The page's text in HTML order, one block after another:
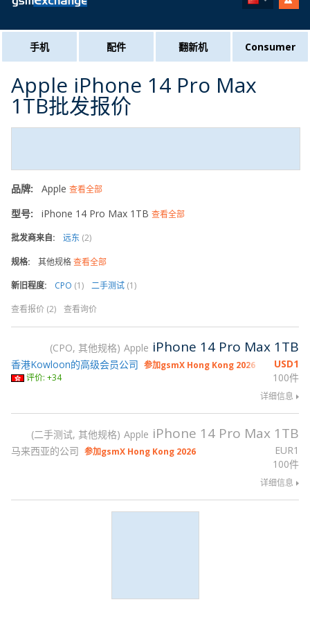
手机 配件 翻新机 Consumer
Apple iPhone 14 Pro Max
1TB批发报价
品牌: Apple 查看全部
型号: iPhone 14 Pro Max 1TB 查看全部
批发商来自:
远东 (2)
规格: 其他规格查看全部
新旧程度:
CPO (1) 二手测试 (1)
查看报价 (2)
查看询价
CPO, 其他规格 Apple iPhone 14 Pro Max 1TB
USD1
100件
香港Kowloon的高级会员公司 参加gsmX Hong Kong 2026
评价: +34
详细信息
二手测试, 其他规格 Apple iPhone 14 Pro Max 1TB
EUR1
100件
马来西亚的公司 参加gsmX Hong Kong 2026
详细信息